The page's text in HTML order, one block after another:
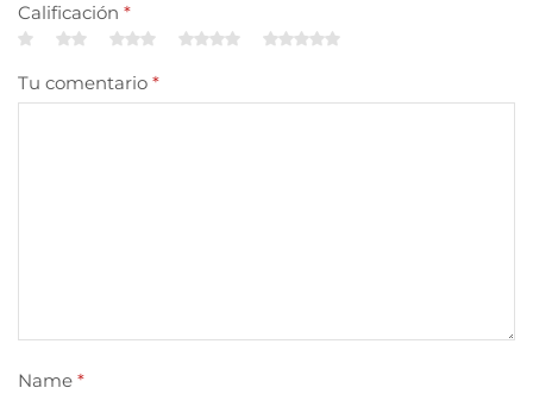
Calificación *
Tu comentario *
Name *